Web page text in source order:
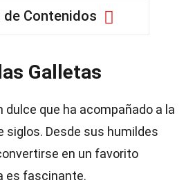
de Contenidos
Galletas
dulce que ha acompañado a la
siglos. Desde sus humildes
en un favorito
es fascinante.